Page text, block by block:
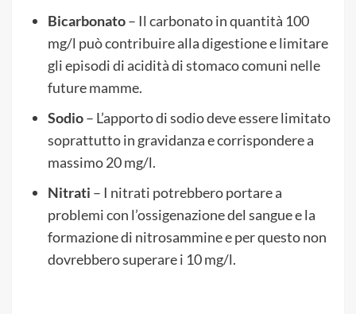
Bicarbonato– Il carbonato in quantità 100
mg/l può contribuire alla digestione e limitare
gli episodi di acidità di stomaco comuni nelle
future mamme.
Sodio– L’apporto di sodio deve essere limitato
soprattutto in gravidanza e corrispondere a
massimo 20 mg/l.
Nitrati – I nitrati potrebbero portare a
problemi con l’ossigenazione del sangue e la
formazione di nitrosammine e per questo non
dovrebbero superare i 10 mg/l.